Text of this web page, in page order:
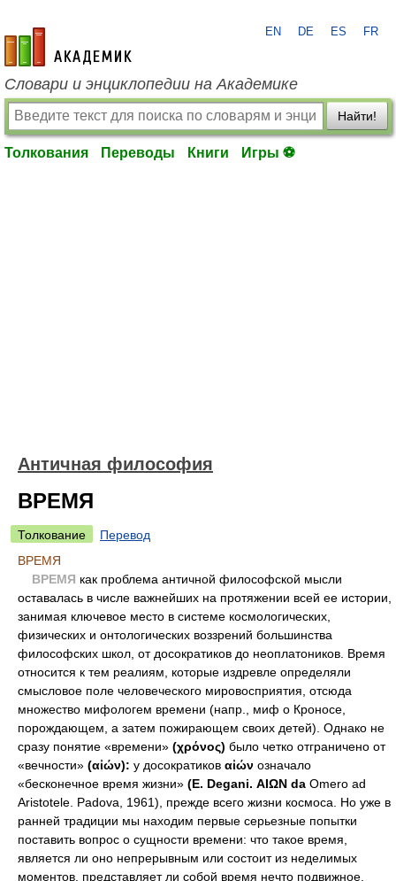
academic.ru
EN DE ES FR
Словари и энциклопедии на Академике
Найти!
Толкования Переводы Книги Игры ⚽
Античная философия
ВРЕМЯ
Толкование
Перевод
ВРЕМЯ
ВРЕМЯ как проблема античной философской мысли
оставалась в числе важнейших на протяжении всей ее истории,
занимая ключевое место в системе космологических,
физических и онтологических воззрений большинства
философских школ, от досократиков до неоплатоников. Время
относится к тем реалиям, которые издревле определяли
смысловое поле человеческого мировосприятия, отсюда
множество мифологем времени (напр., миф о Кроносе,
порождающем, а затем пожирающем своих детей). Однако не
сразу понятие «времени» (χρόνος) было четко отграничено от
«вечности» (αἰών): у досократиков αἰών означало
«бесконечное время жизни» (Е. Degani. ΑΙΩΝ da Omero ad
Aristotele. Padova, 1961), прежде всего жизни космоса. Но уже в
ранней традиции мы находим первые серьезные попытки
поставить вопрос о сущности времени: что такое время,
является ли оно непрерывным или состоит из неделимых
моментов, представляет ли собой время нечто подвижное,